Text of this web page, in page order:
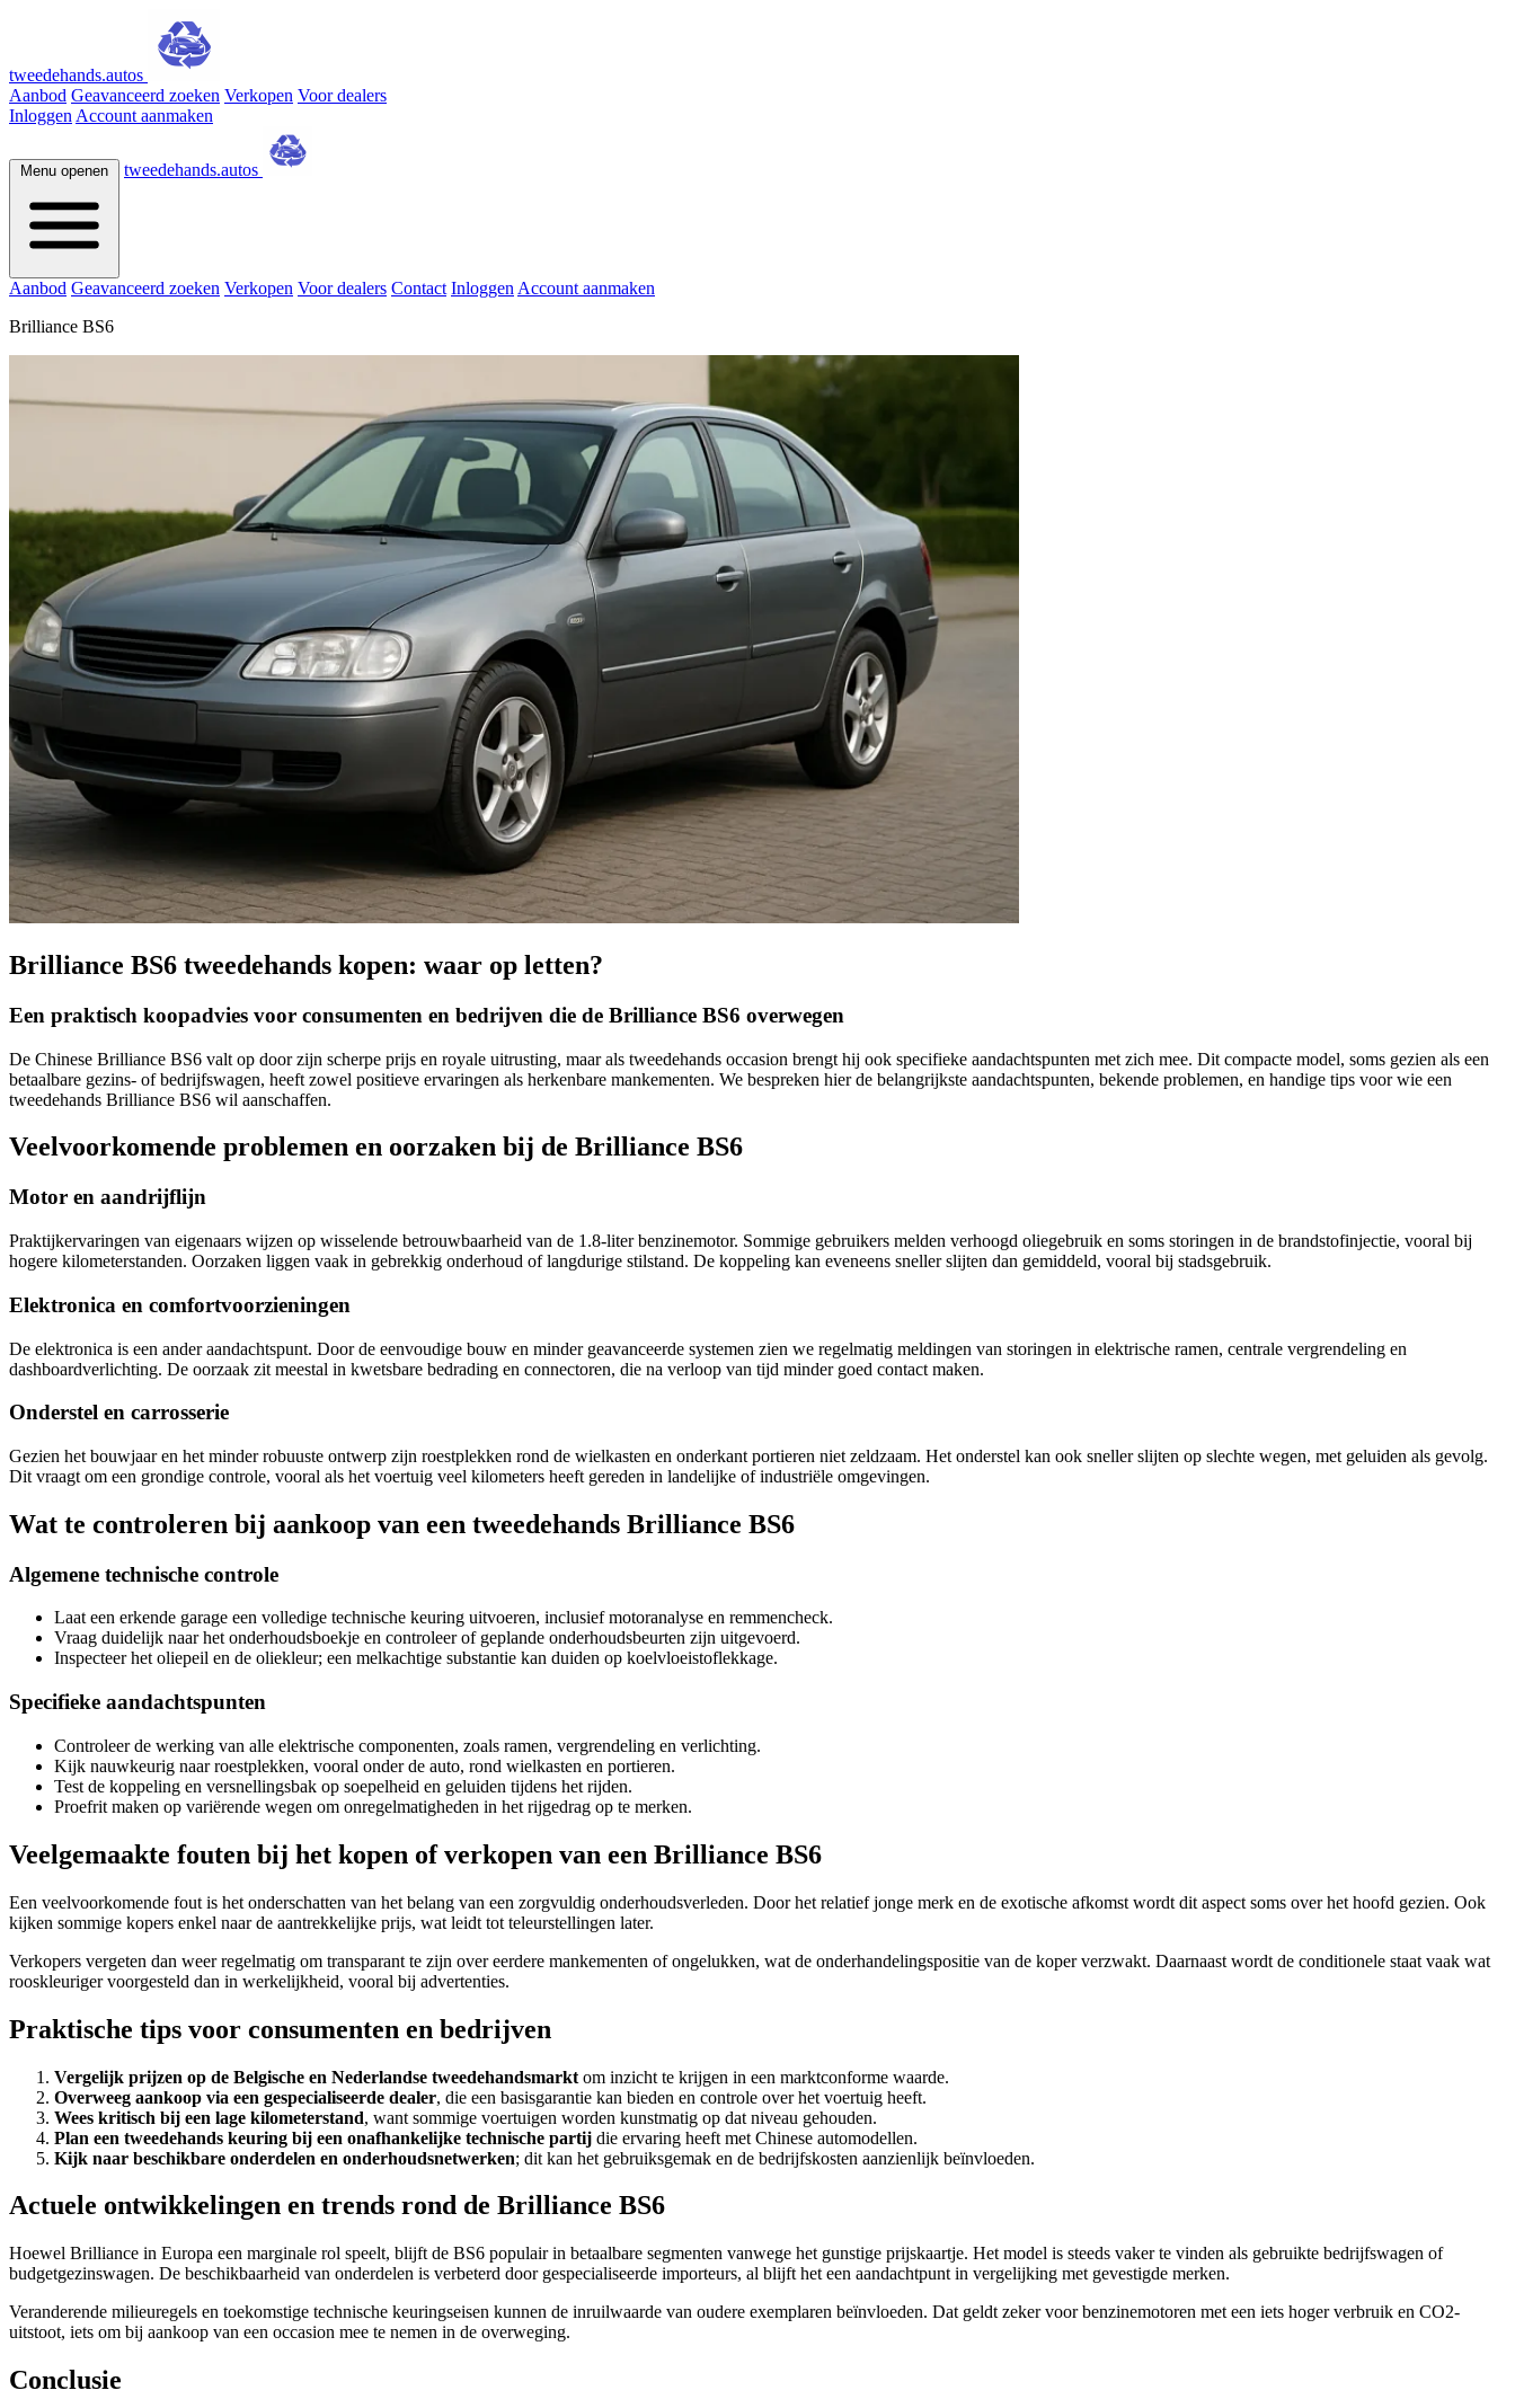
tweedehands.autos
Aanbod Geavanceerd zoeken Verkopen Voor dealers
Inloggen Account aanmaken
Menu openen tweedehands.autos
Aanbod Geavanceerd zoeken Verkopen Voor dealers Contact Inloggen Account aanmaken
Brilliance BS6
Brilliance BS6 tweedehands kopen: waar op letten?
Een praktisch koopadvies voor consumenten en bedrijven die de Brilliance BS6 overwegen
De Chinese Brilliance BS6 valt op door zijn scherpe prijs en royale uitrusting, maar als tweedehands occasion brengt hij ook specifieke aandachtspunten met zich mee. Dit compacte model, soms gezien als een
betaalbare gezins- of bedrijfswagen, heeft zowel positieve ervaringen als herkenbare mankementen. We bespreken hier de belangrijkste aandachtspunten, bekende problemen, en handige tips voor wie een
tweedehands Brilliance BS6 wil aanschaffen.
Veelvoorkomende problemen en oorzaken bij de Brilliance BS6
Motor en aandrijflijn
Praktijkervaringen van eigenaars wijzen op wisselende betrouwbaarheid van de 1.8-liter benzinemotor. Sommige gebruikers melden verhoogd oliegebruik en soms storingen in de brandstofinjectie, vooral bij
hogere kilometerstanden. Oorzaken liggen vaak in gebrekkig onderhoud of langdurige stilstand. De koppeling kan eveneens sneller slijten dan gemiddeld, vooral bij stadsgebruik.
Elektronica en comfortvoorzieningen
De elektronica is een ander aandachtspunt. Door de eenvoudige bouw en minder geavanceerde systemen zien we regelmatig meldingen van storingen in elektrische ramen, centrale vergrendeling en
dashboardverlichting. De oorzaak zit meestal in kwetsbare bedrading en connectoren, die na verloop van tijd minder goed contact maken.
Onderstel en carrosserie
Gezien het bouwjaar en het minder robuuste ontwerp zijn roestplekken rond de wielkasten en onderkant portieren niet zeldzaam. Het onderstel kan ook sneller slijten op slechte wegen, met geluiden als gevolg.
Dit vraagt om een grondige controle, vooral als het voertuig veel kilometers heeft gereden in landelijke of industriële omgevingen.
Wat te controleren bij aankoop van een tweedehands Brilliance BS6
Algemene technische controle
Laat een erkende garage een volledige technische keuring uitvoeren, inclusief motoranalyse en remmencheck.
Vraag duidelijk naar het onderhoudsboekje en controleer of geplande onderhoudsbeurten zijn uitgevoerd.
Inspecteer het oliepeil en de oliekleur; een melkachtige substantie kan duiden op koelvloeistoflekkage.
Specifieke aandachtspunten
Controleer de werking van alle elektrische componenten, zoals ramen, vergrendeling en verlichting.
Kijk nauwkeurig naar roestplekken, vooral onder de auto, rond wielkasten en portieren.
Test de koppeling en versnellingsbak op soepelheid en geluiden tijdens het rijden.
Proefrit maken op variërende wegen om onregelmatigheden in het rijgedrag op te merken.
Veelgemaakte fouten bij het kopen of verkopen van een Brilliance BS6
Een veelvoorkomende fout is het onderschatten van het belang van een zorgvuldig onderhoudsverleden. Door het relatief jonge merk en de exotische afkomst wordt dit aspect soms over het hoofd gezien. Ook
kijken sommige kopers enkel naar de aantrekkelijke prijs, wat leidt tot teleurstellingen later.
Verkopers vergeten dan weer regelmatig om transparant te zijn over eerdere mankementen of ongelukken, wat de onderhandelingspositie van de koper verzwakt. Daarnaast wordt de conditionele staat vaak wat
rooskleuriger voorgesteld dan in werkelijkheid, vooral bij advertenties.
Praktische tips voor consumenten en bedrijven
Vergelijk prijzen op de Belgische en Nederlandse tweedehandsmarkt om inzicht te krijgen in een marktconforme waarde.
Overweeg aankoop via een gespecialiseerde dealer, die een basisgarantie kan bieden en controle over het voertuig heeft.
Wees kritisch bij een lage kilometerstand, want sommige voertuigen worden kunstmatig op dat niveau gehouden.
Plan een tweedehands keuring bij een onafhankelijke technische partij die ervaring heeft met Chinese automodellen.
Kijk naar beschikbare onderdelen en onderhoudsnetwerken; dit kan het gebruiksgemak en de bedrijfskosten aanzienlijk beïnvloeden.
Actuele ontwikkelingen en trends rond de Brilliance BS6
Hoewel Brilliance in Europa een marginale rol speelt, blijft de BS6 populair in betaalbare segmenten vanwege het gunstige prijskaartje. Het model is steeds vaker te vinden als gebruikte bedrijfswagen of
budgetgezinswagen. De beschikbaarheid van onderdelen is verbeterd door gespecialiseerde importeurs, al blijft het een aandachtpunt in vergelijking met gevestigde merken.
Veranderende milieuregels en toekomstige technische keuringseisen kunnen de inruilwaarde van oudere exemplaren beïnvloeden. Dat geldt zeker voor benzinemotoren met een iets hoger verbruik en CO2-
uitstoot, iets om bij aankoop van een occasion mee te nemen in de overweging.
Conclusie